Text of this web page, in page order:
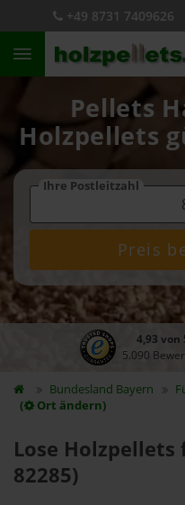
+49 8731 7409626
Pellets
Holzpellets
Ihre Postleitzahl
Preis
4,93 von
5.090
Bundesland Bayern
(
Ort ändern)
Lose
82285)